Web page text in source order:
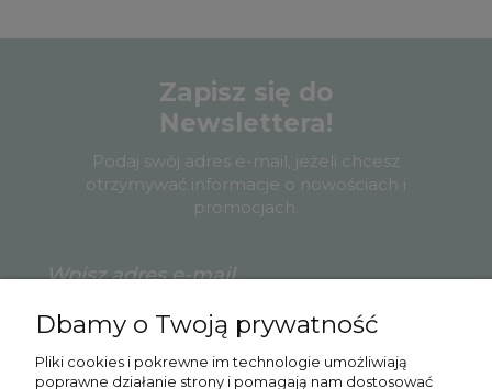
Zapisz się do
Newslettera!
Podaj swój adres e-mail, jeżeli chcesz
otrzymywać informacje o nowościach i
promocjach.
Zapisz się
Dbamy o Twoją prywatność
Pliki cookies i pokrewne im technologie umożliwiają
poprawne działanie strony i pomagają nam dostosować